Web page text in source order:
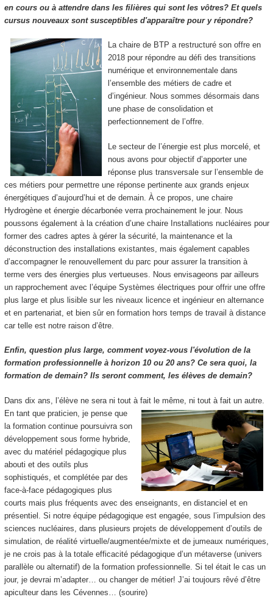
en cours ou à attendre dans les filières qui sont les vôtres? Et quels
cursus nouveaux sont susceptibles d'apparaître pour y répondre?
La chaire de BTP a restructuré son offre en
2018 pour répondre au défi des transitions
numérique et environnementale dans
l’ensemble des métiers de cadre et
d’ingénieur. Nous sommes désormais dans
une phase de consolidation et
perfectionnement de l’offre.
Le secteur de l’énergie est plus morcelé, et
nous avons pour objectif d’apporter une
réponse plus transversale sur l’ensemble de
ces métiers pour permettre une réponse pertinente aux grands enjeux
énergétiques d’aujourd’hui et de demain. À ce propos, une chaire
Hydrogène et énergie décarbonée verra prochainement le jour. Nous
poussons également à la création d’une chaire Installations nucléaires pour
former des cadres aptes à gérer la sécurité, la maintenance et la
déconstruction des installations existantes, mais également capables
d’accompagner le renouvellement du parc pour assurer la transition à
terme vers des énergies plus vertueuses. Nous envisageons par ailleurs
un rapprochement avec l’équipe Systèmes électriques pour offrir une offre
plus large et plus lisible sur les niveaux licence et ingénieur en alternance
et en partenariat, et bien sûr en formation hors temps de travail à distance
car telle est notre raison d’être.
Enfin, question plus large, comment voyez-vous l'évolution de la
formation professionnelle à horizon 10 ou 20 ans? Ce sera quoi, la
formation de demain? Ils seront comment, les élèves de demain?
Dans dix ans, l’élève ne sera ni tout à fait le même, ni tout à fait un autre.
En tant que praticien, je pense que
la formation continue poursuivra son
développement sous forme hybride,
avec du matériel pédagogique plus
abouti et des outils plus
sophistiqués, et complétée par des
face-à-face pédagogiques plus
courts mais plus fréquents avec des enseignants, en distanciel et en
présentiel. Si notre équipe pédagogique est engagée, sous l’impulsion des
sciences nucléaires, dans plusieurs projets de développement d’outils de
simulation, de réalité virtuelle/augmentée/mixte et de jumeaux numériques,
je ne crois pas à la totale efficacité pédagogique d’un métaverse (univers
parallèle ou alternatif) de la formation professionnelle. Si tel était le cas un
jour, je devrai m’adapter… ou changer de métier! J’ai toujours rêvé d’être
apiculteur dans les Cévennes… (sourire)